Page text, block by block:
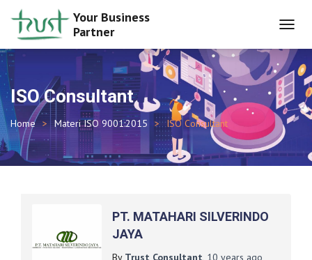
Your Business
Partner
ISO Consultant
Home Materi ISO 9001:2015 ISO Consultant
PT. MATAHARI SILVERINDO
JAYA
By Trust Consultant, 10 years ago